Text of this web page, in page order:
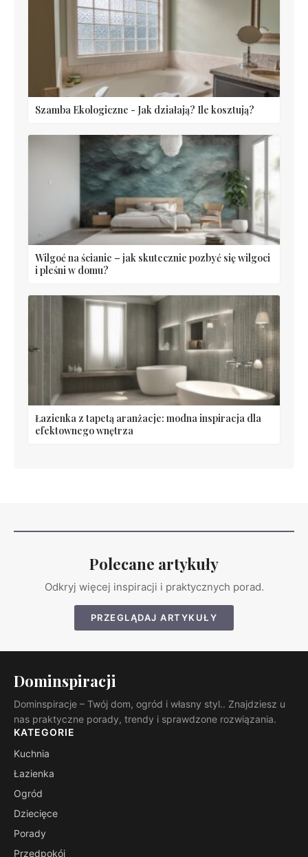
Szamba Ekologiczne - Jak działają? Ile kosztują?
Wilgoć na ścianie – jak skutecznie pozbyć się wilgoci
i pleśni w domu?
Łazienka z tapetą aranżacje: modna inspiracja dla
efektownego wnętrza
Polecane artykuły
Odkryj więcej inspiracji i praktycznych porad.
PRZEGLĄDAJ ARTYKUŁY
Dominspiracji
Dominspiracje – Twój dom, ogród i własny styl.. Znajdziesz u
nas praktyczne porady, trendy i sprawdzone rozwiązania.
KATEGORIE
Kuchnia
Łazienka
Ogród
Dziecięce
Porady
Przedpokój